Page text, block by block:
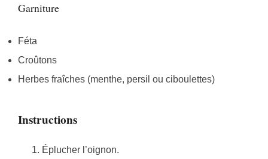
Garniture
Féta
Croûtons
Herbes fraîches (menthe, persil ou ciboulettes)
Instructions
Éplucher l’oignon.